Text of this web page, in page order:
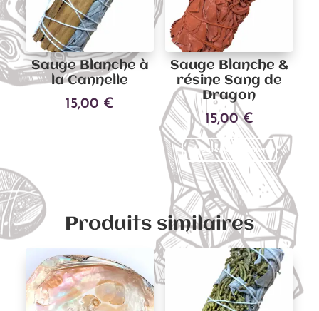
Sauge Blanche à
la Cannelle
15,00 €
Sauge Blanche &
résine Sang de
Dragon
15,00€
Ajouter au panier
Produits similaires